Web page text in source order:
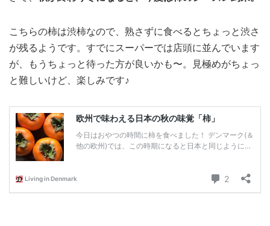
こちらの柿は渋柿なので、熟さずに食べるとちょっと渋さ
が残るようです。すでにスーパーでは店頭に並んでいます
が、もうちょっと待った方が良いかも〜。見極めがちょっ
と難しいけど、楽しみです♪